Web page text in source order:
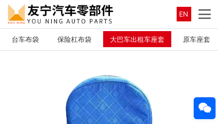
EN
台车布袋 保险杠布袋 大巴车出租车座套 原车座套